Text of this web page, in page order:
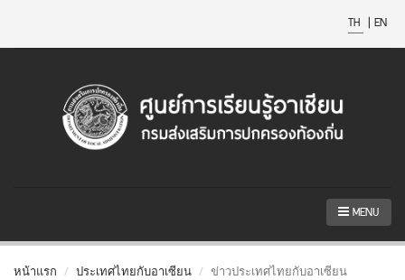
TH | EN
MENU
หน้าแรก ประเทศไทยกับอาเซียน ข่าวประเทศไทยกับอาเซียน